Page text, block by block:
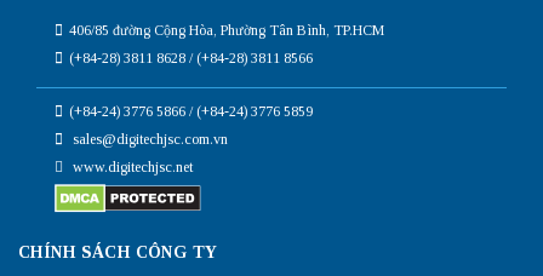
406/85 đường Cộng Hòa, Phường Tân Bình, TP.HCM
(+84-28) 3811 8628 / (+84-28) 3811 8566
(+84-24) 3776 5866 / (+84-24) 3776 5859
sales@digitechjsc.com.vn
www.digitechjsc.net
CHÍNH SÁCH CÔNG TY